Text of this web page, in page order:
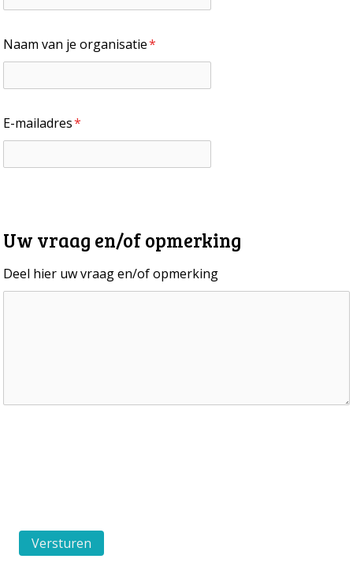
Naam van je organisatie*
E-mailadres*
Uw vraag en/of opmerking
Deel hier uw vraag en/of opmerking
Versturen